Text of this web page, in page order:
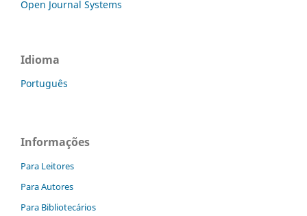
Open Journal Systems
Idioma
Português
Informações
Para Leitores
Para Autores
Para Bibliotecários